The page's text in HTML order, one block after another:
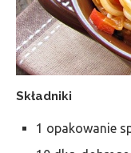
Składniki
1 opakowanie